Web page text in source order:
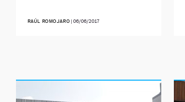
RAÚL ROMOJARO |06/06/2017